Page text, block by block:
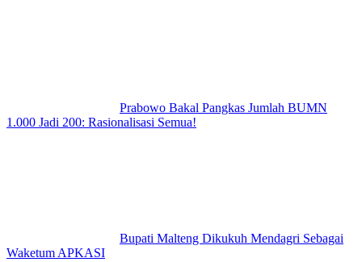
Prabowo Bakal Pangkas Jumlah BUMN
1.000 Jadi 200: Rasionalisasi Semua!
Bupati Malteng Dikukuh Mendagri Sebagai
Waketum APKASI